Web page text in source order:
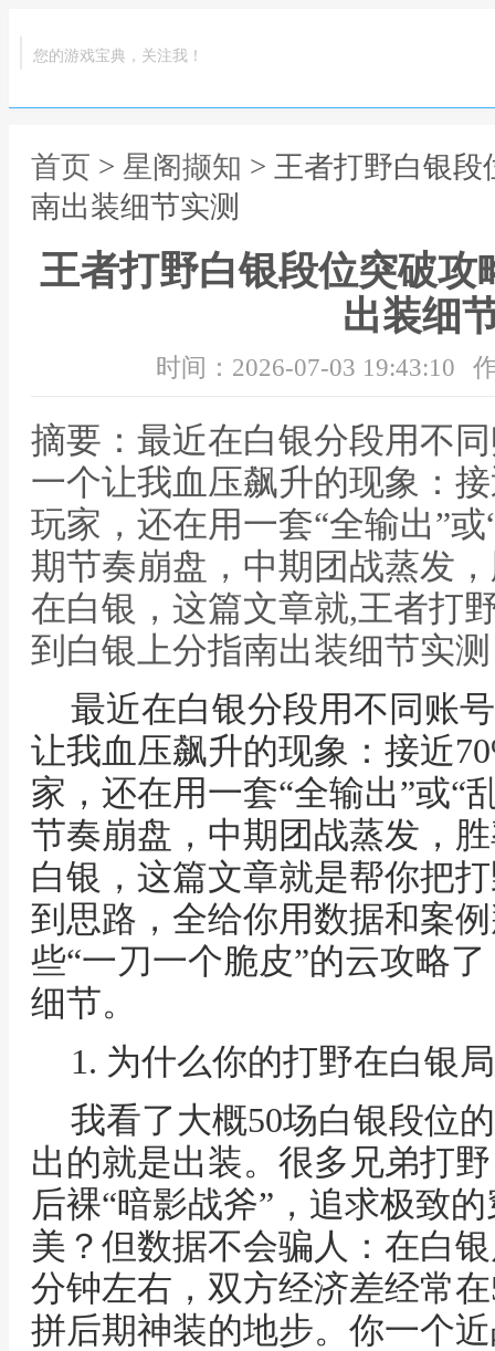
您的游戏宝典，关注我！
首页 > 星阁撷知 > 王者打野白银
南出装细节实测
王者打野白银段位突破攻
出装细
时间：2026-07-03 19:43:10
摘要：最近在白银分段用不
一个让我血压飙升的现象：
玩家，还在用一套“全输出”
期节奏崩盘，中期团战蒸发
在白银，这篇文章就,王者打
到白银上分指南出装细节实测
最近在白银分段用不同账
让我血压飙升的现象：接近
家，还在用一套“全输出”或“
节奏崩盘，中期团战蒸发，
白银，这篇文章就是帮你把
到思路，全给你用数据和案
些“一刀一个脆皮”的云攻略
细节。
1. 为什么你的打野在白银
我看了大概50场白银段位
出的就是出装。很多兄弟打
后裸“暗影战斧”，追求极致
美？但数据不会骗人：在白
分钟左右，双方经济差经常
拼后期神装的地步。你一个